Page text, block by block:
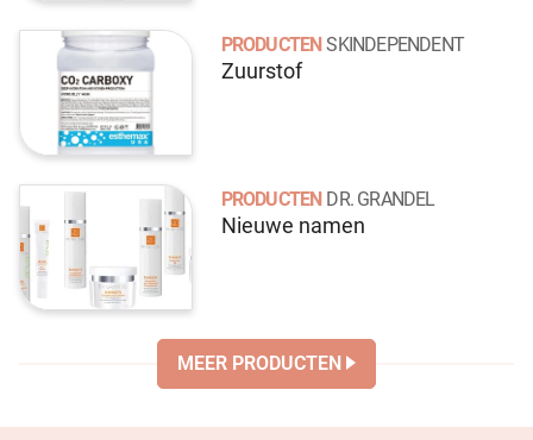
PRODUCTEN SKINDEPENDENT
Zuurstof
PRODUCTEN DR. GRANDEL
Nieuwe namen
MEER PRODUCTEN